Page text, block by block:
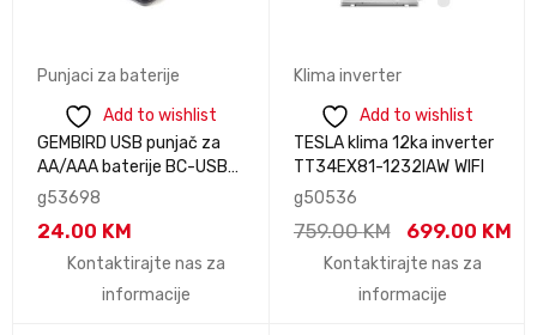
Punjaci za baterije
Add to wishlist
GEMBIRD USB punjač za
AA/AAA baterije BC-USB-
03
g53698
24.00 KM
Kontaktirajte nas za
informacije
Klima inverter
Add to wishlist
TESLA klima 12ka inverter
TT34EX81-1232IAW WIFI
g50536
759.00KM 699.00 KM
Kontaktirajte nas za
informacije